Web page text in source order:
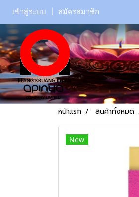
เข้าสู่ระบบ สมัครสมาชิก
หน้าแรก สินค้าทั้งหมด
New